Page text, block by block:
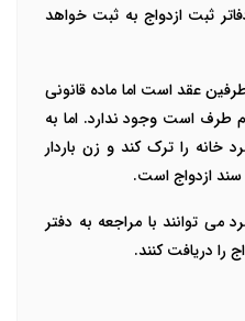
ثبت ازدواج به ثبت خواهد
عقد است اما ماده قانونی
طرف است وجود ندارد. اما به
خانه را ترک کند و زن باردار
سند ازدواج است.
می توانند با مراجعه به دفتر
را دریافت کنند.